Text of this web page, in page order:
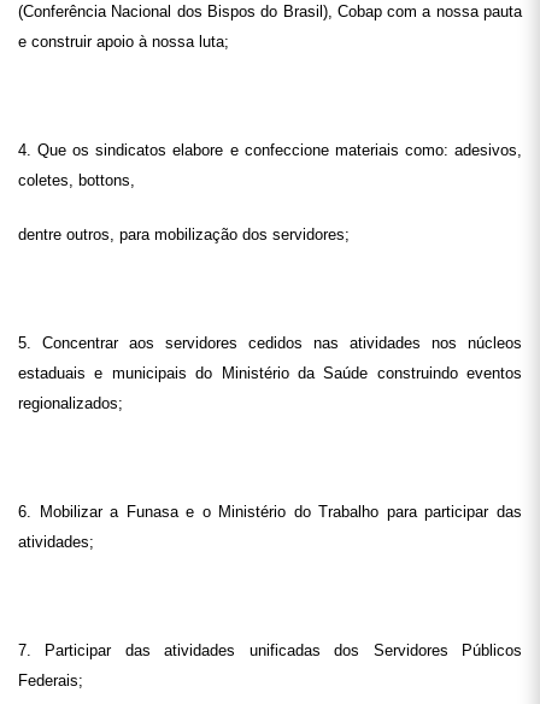
(Conferência Nacional dos Bispos do Brasil), Cobap com a nossa pauta
e construir apoio à nossa luta;
4. Que os sindicatos elabore e confeccione materiais como: adesivos,
coletes, bottons,
dentre outros, para mobilização dos servidores;
5. Concentrar aos servidores cedidos nas atividades nos núcleos
estaduais e municipais do Ministério da Saúde construindo eventos
regionalizados;
6. Mobilizar a Funasa e o Ministério do Trabalho para participar das
atividades;
7. Participar das atividades unificadas dos Servidores Públicos
Federais;